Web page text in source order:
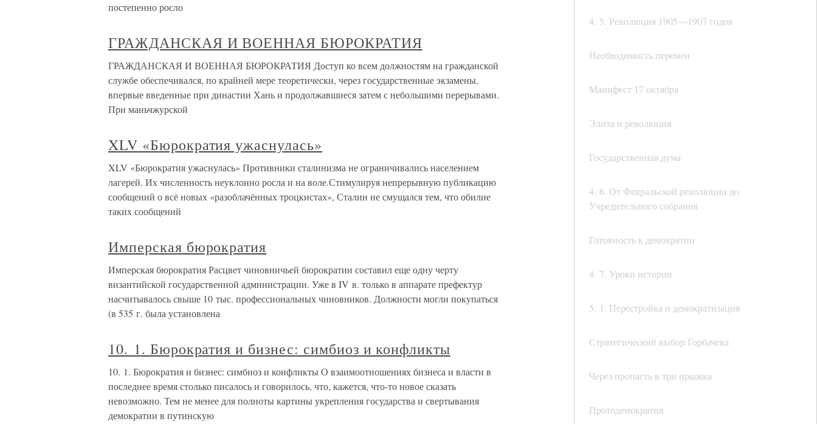
4. 5. Революция 1905—1907 годов
Необходимость перемен
Манифест 17 октября
Элита и революция
Государственная дума
4. 6. От Февральской революции до
Учредительного собрания
Готовность к демократии
4. 7. Уроки истории
5. 1. Перестройка и демократизация
Стратегический выбор Горбачева
Через пропасть в три прыжка
Протодемократия
постепенно росло
ГРАЖДАНСКАЯ И ВОЕННАЯ БЮРОКРАТИЯ
ГРАЖДАНСКАЯ И ВОЕННАЯ БЮРОКРАТИЯ Доступ ко всем должностям на гражданской
службе обеспечивался, по крайней мере теоретически, через государственные экзамены,
впервые введенные при династии Хань и продолжавшиеся затем с небольшими перерывами.
При маньчжурской
XLV «Бюрократия ужаснулась»
XLV «Бюрократия ужаснулась» Противники сталинизма не ограничивались населением
лагерей. Их численность неуклонно росла и на воле.Стимулируя непрерывную публикацию
сообщений о всё новых «разоблачённых троцкистах», Сталин не смущался тем, что обилие
таких сообщений
Имперская бюрократия
Имперская бюрократия Расцвет чиновничьей бюрократии составил еще одну черту
византийской государственной администрации. Уже в IV в. только в аппарате префектур
насчитывалось свыше 10 тыс. профессиональных чиновников. Должности могли покупаться
(в 535 г. была установлена
10. 1. Бюрократия и бизнес: симбиоз и конфликты
10. 1. Бюрократия и бизнес: симбиоз и конфликты О взаимоотношениях бизнеса и власти в
последнее время столько писалось и говорилось, что, кажется, что-то новое сказать
невозможно. Тем не менее для полноты картины укрепления государства и свертывания
демократии в путинскую